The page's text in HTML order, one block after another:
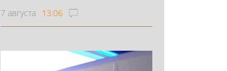
7 августа 13:06